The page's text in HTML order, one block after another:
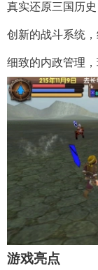
真实还原三国历
创新的战斗系统
细致的内政管理
游戏亮点